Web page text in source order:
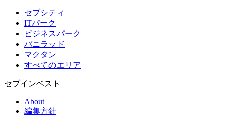
セブシティ
ITパーク
ビジネスパーク
バニラッド
マクタン
すべてのエリア
セブインベスト
About
編集方針